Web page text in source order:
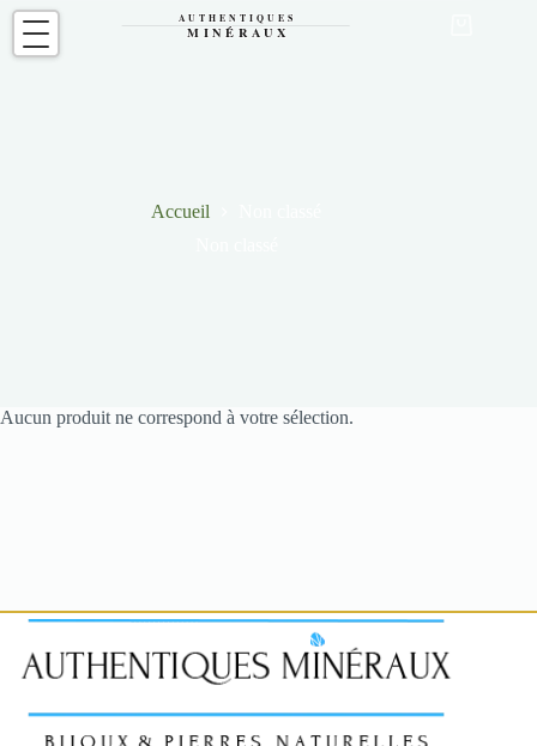
Passer
contenu
Accueil
Aucun produit ne correspond à votre sélection.